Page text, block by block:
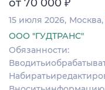
от 70 000
15 июля 2026 Москва
ООО "ГУДТРАНС"
Обязанности: